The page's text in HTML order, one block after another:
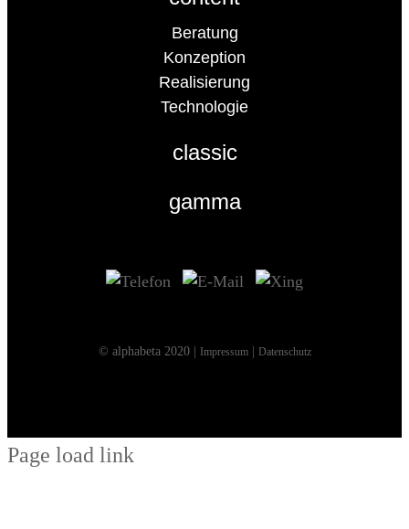
Beratung
Konzeption
Realisierung
Technologie
classic
gamma
© alphabeta 2020 | Impressum| Datenschutz
Page load link